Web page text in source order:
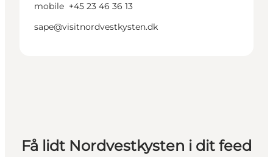
mobile +45 23 46 36 13
sape@visitnordvestkysten.dk
Få lidt Nordvestkysten i dit feed